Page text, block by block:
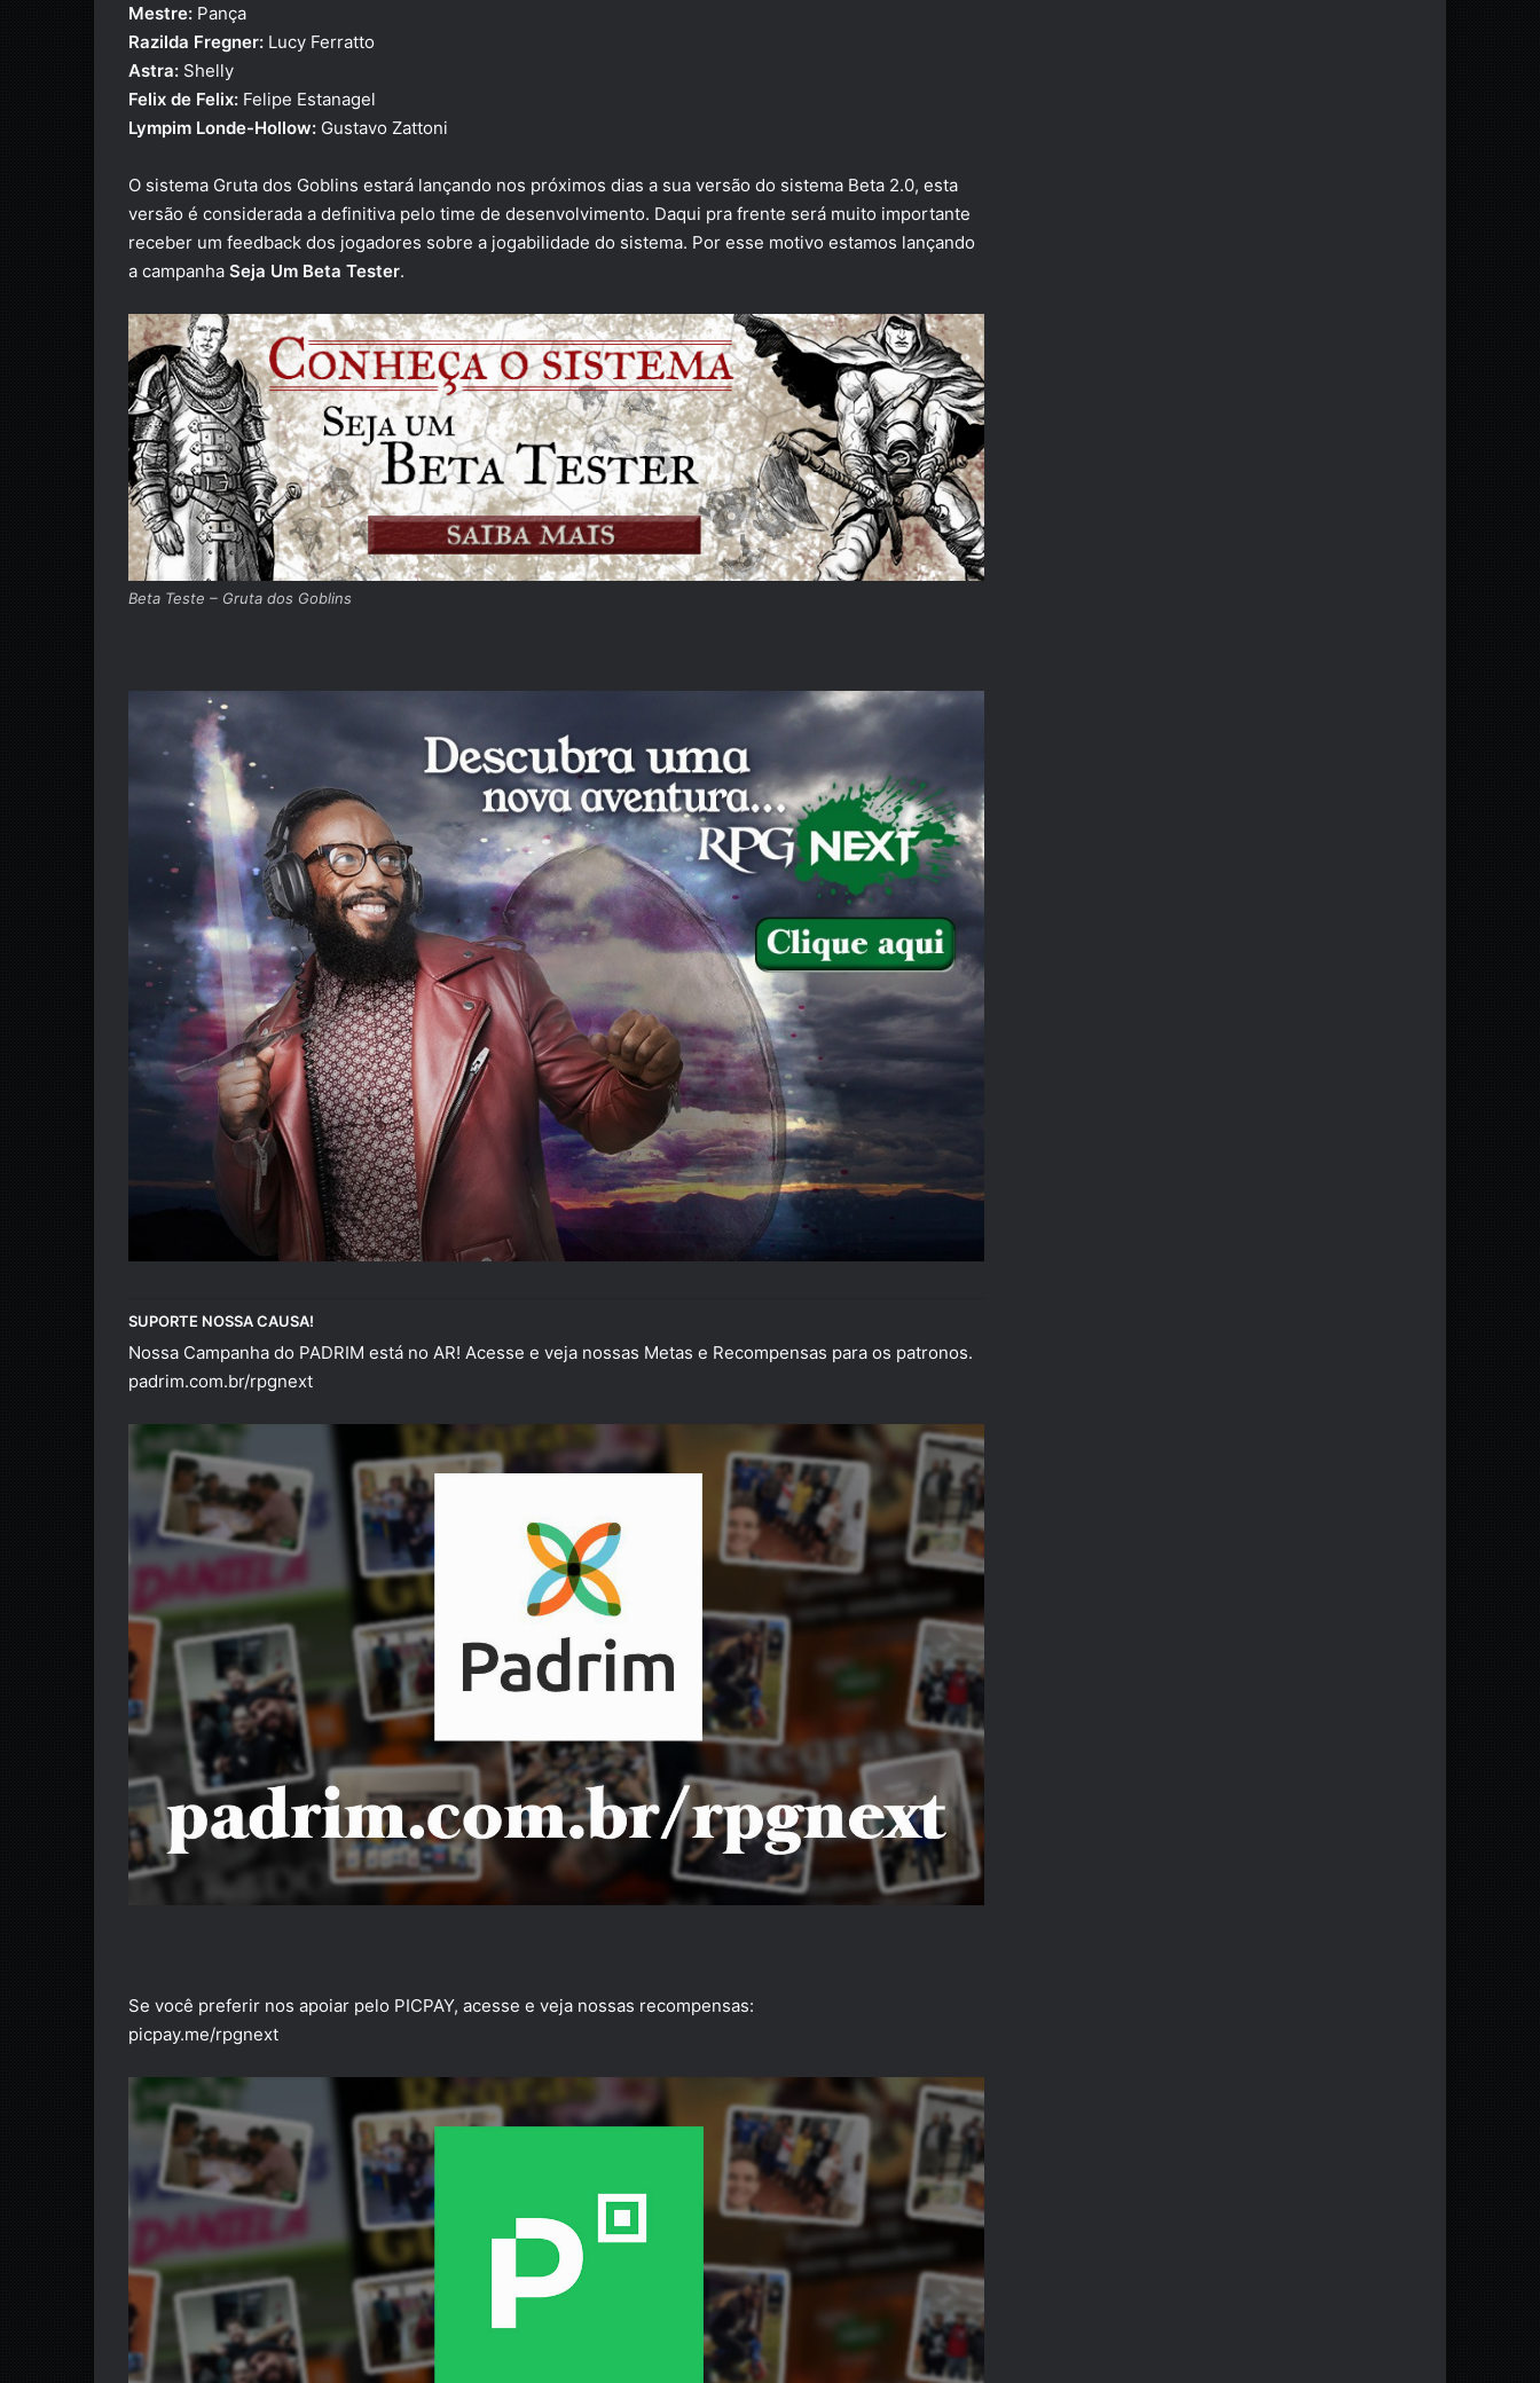
Mestre: Pança
Razilda Fregner: Lucy Ferratto
Astra: Shelly
Felix de Felix: Felipe Estanagel
Lympim Londe-Hollow: Gustavo Zattoni
O sistema Gruta dos Goblins estará lançando nos próximos dias a sua versão do sistema Beta 2.0, esta
versão é considerada a definitiva pelo time de desenvolvimento. Daqui pra frente será muito importante
receber um feedback dos jogadores sobre a jogabilidade do sistema. Por esse motivo estamos lançando
a campanha Seja Um Beta Tester.
Beta Teste – Gruta dos Goblins
SUPORTE NOSSA CAUSA!
Nossa Campanha do PADRIM está no AR! Acesse e veja nossas Metas e Recompensas para os patronos.
padrim.com.br/rpgnext
Se você preferir nos apoiar pelo PICPAY, acesse e veja nossas recompensas:
picpay.me/rpgnext